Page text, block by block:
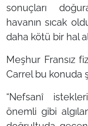
sonuçları
havanın sıcak
daha kötü bir hal
Meşhur Fransız
Carrel bu konuda
“Nefsanî
önemli gibi